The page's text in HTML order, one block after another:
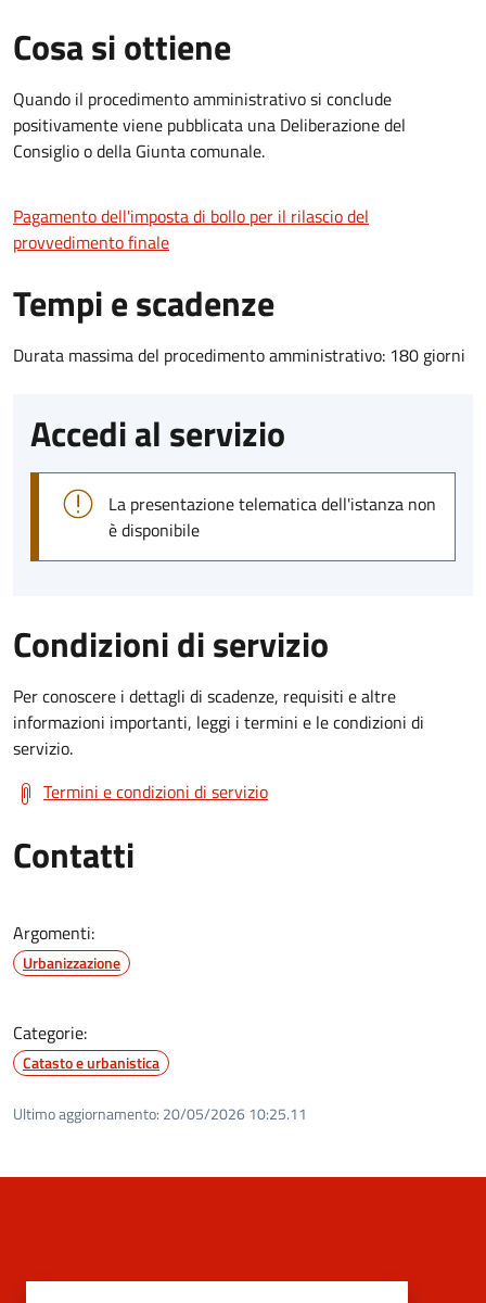
Cosa si ottiene
Quando il procedimento amministrativo si conclude
positivamente viene pubblicata una Deliberazione del
Consiglio o della Giunta comunale.
Pagamento dell'imposta di bollo per il rilascio del
provvedimento finale
Tempi e scadenze
Durata massima del procedimento amministrativo: 180 giorni
Accedi al servizio
La presentazione telematica dell'istanza non
è disponibile
Condizioni di servizio
Per conoscere i dettagli di scadenze, requisiti e altre
informazioni importanti, leggi i termini e le condizioni di
servizio.
Termini e condizioni di servizio
Contatti
Argomenti:
Urbanizzazione
Categorie:
Catasto e urbanistica
Ultimo aggiornamento: 20/05/2026 10:25.11